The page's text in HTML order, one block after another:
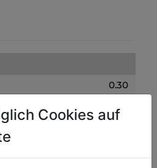
0.30
0.50
Cookies auf